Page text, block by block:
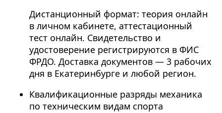
Дистанционный формат: теория онлайн
в личном кабинете, аттестационный
тест онлайн. Свидетельство и
удостоверение регистрируются в ФИС
ФРДО. Доставка документов — 3 рабочих
дня в Екатеринбурге и любой регион.
Квалификационные разряды механика
по техническим видам спорта